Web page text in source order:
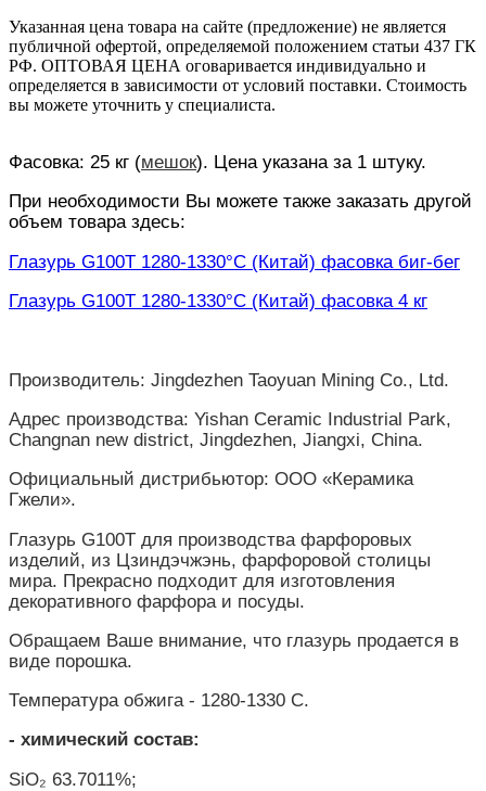
Указанная цена товара на сайте (предложение) не является
публичной офертой, определяемой положением статьи 437 ГК
РФ. ОПТОВАЯ ЦЕНА оговаривается индивидуально и
определяется в зависимости от условий поставки. Стоимость
вы можете уточнить у специалиста.
Фасовка: 25 кг (мешок). Цена указана за 1 штуку.
При необходимости Вы можете также заказать другой
объем товара здесь:
Глазурь G100T 1280-1330°С (Китай) фасовка биг-бег
Глазурь G100T 1280-1330°С (Китай) фасовка 4 кг
Производитель: Jingdezhen Taoyuan Mining Co., Ltd.
Адрес производства: Yishan Ceramic Industrial Park,
Changnan new district, Jingdezhen, Jiangxi, China.
Официальный дистрибьютор: ООО «Керамика
Гжели».
Глазурь G100T для производства фарфоровых
изделий, из Цзиндэчжэнь, фарфоровой столицы
мира. Прекрасно подходит для изготовления
декоративного фарфора и посуды.
Обращаем Ваше внимание, что глазурь продается в
виде порошка.
Температура обжига - 1280-1330 С.
- химический состав:
SiO₂ 63.7011%;